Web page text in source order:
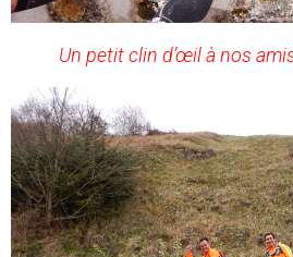
Un petit clin d’œil à nos